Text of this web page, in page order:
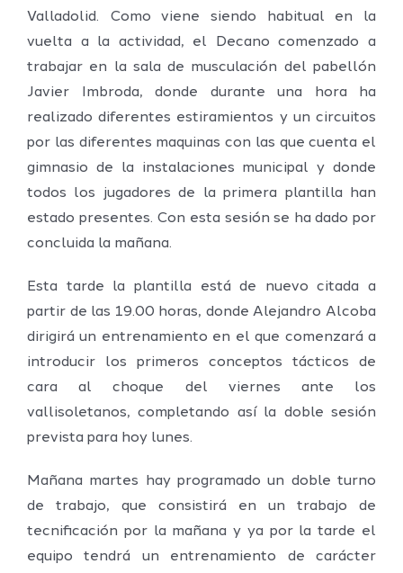
Valladolid. Como viene siendo habitual en la
vuelta a la actividad, el Decano comenzado a
trabajar en la sala de musculación del pabellón
Javier Imbroda, donde durante una hora ha
realizado diferentes estiramientos y un circuitos
por las diferentes maquinas con las que cuenta el
gimnasio de la instalaciones municipal y donde
todos los jugadores de la primera plantilla han
estado presentes. Con esta sesión se ha dado por
concluida la mañana.
Esta tarde la plantilla está de nuevo citada a
partir de las 19.00 horas, donde Alejandro Alcoba
dirigirá un entrenamiento en el que comenzará a
introducir los primeros conceptos tácticos de
cara al choque del viernes ante los
vallisoletanos, completando así la doble sesión
prevista para hoy lunes.
Mañana martes hay programado un doble turno
de trabajo, que consistirá en un trabajo de
tecnificación por la mañana y ya por la tarde el
equipo tendrá un entrenamiento de carácter